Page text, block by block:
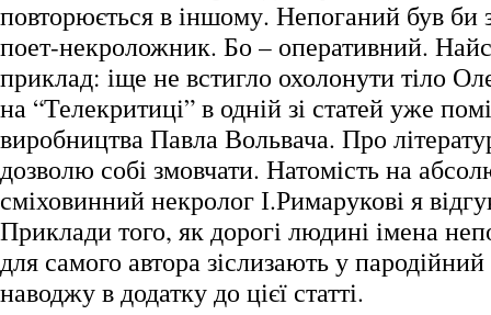
повторюється в іншому. Непоганий був би
поет-некроложник. Бо – оперативний.
приклад: іще не встигло охолонути тіло
на “Телекритиці” в одній зі статей уже
виробництва Павла Вольвача. Про
дозволю собі змовчати. Натомість на
сміховинний некролог І.Римарукові я
Приклади того, як дорогі людині імена
для самого автора зіслизають у
наводжу в додатку до цієї статті.